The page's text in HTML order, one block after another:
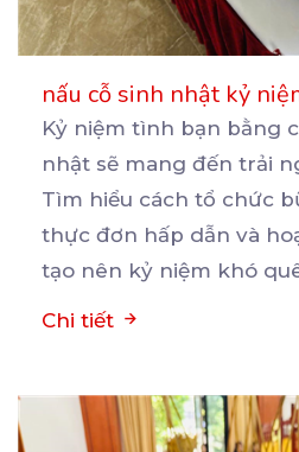
nấu cỗ sinh nhật kỷ
Kỷ niệm tình bạn bằng
nhật sẽ mang đến trải
Tìm hiểu cách tổ chức
thực đơn hấp dẫn và
tạo nên kỷ niệm khó
Chi tiết